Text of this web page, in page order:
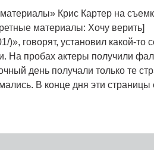
Крис Картер на
материалы: Хочу верить]
)», говорят, установил какой-то
На пробах актеры получили
день получали только те
В конце дня эти страницы